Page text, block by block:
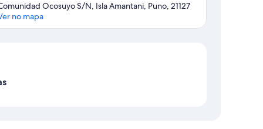
Ocosuyo S/N, Isla Amantani, Puno, 21127
no mapa